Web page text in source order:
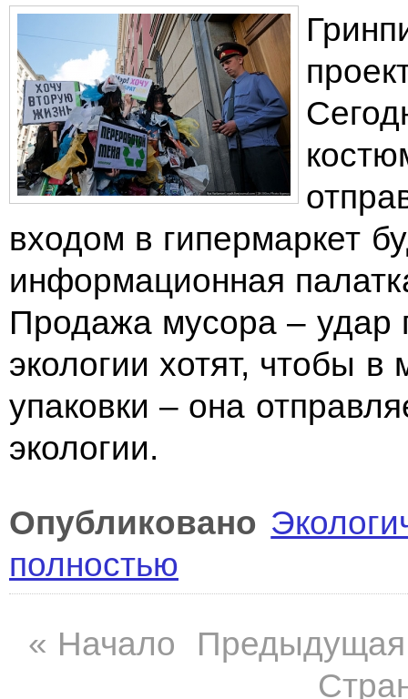
входом в гипермаркет
информационная
Продажа мусора – удар
экологии хотят, чтобы
упаковки – она
экологии.
Опубликовано
полностью
« Начало
Предыдущая